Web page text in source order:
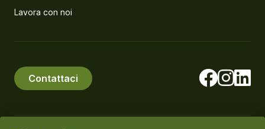
Lavora con noi
Contattaci